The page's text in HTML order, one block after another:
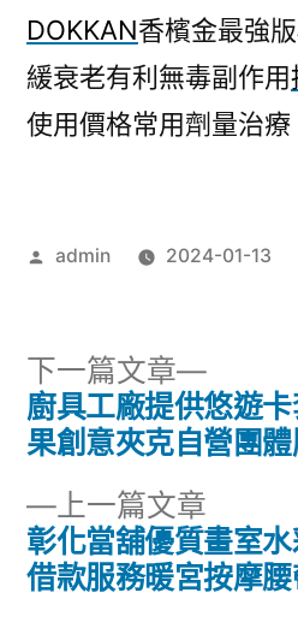
DOKKAN香檳金最強
緩衰老有利無毒副作用
使用價格常用劑量治療
作
admin 2024-01-13
文
導
覽
上一篇文章
一
篇
彰化當舖優質畫室
借款服務暖宮按摩
下一篇文章
下
一
篇
廚具工廠提供悠遊
果創意夾克自營團